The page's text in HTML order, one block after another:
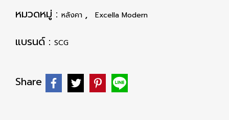
หมวดหมู่ : หลังคา , Excella Modern
แบรนด์ : SCG
Share